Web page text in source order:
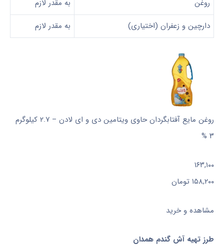
روغن
به مقدر لازم
دارچین و زعفران (اختیاری)
به مقدر لازم
روغن مایع آفتابگردان حاوی ویتامین دی و ای لادن – ۲.۷ کیلوگرم
۳ %
۱۶۳,۱۰۰
۱۵۸,۲۰۰ تومان
مشاهده و خرید
طرز تهیه آش گندم همدان